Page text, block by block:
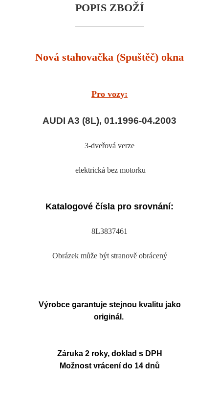
POPIS ZBOŽÍ
Nová stahovačka (Spuštěč) okna
Pro vozy:
AUDI A3 (8L), 01.1996-04.2003
3-dveřová verze
elektrická bez motorku
Katalogové čísla pro srovnání:
8L3837461
Obrázek může být stranově obrácený
Výrobce garantuje stejnou kvalitu jako
originál.
Záruka 2 roky, doklad s DPH
Možnost vrácení do 14 dnů